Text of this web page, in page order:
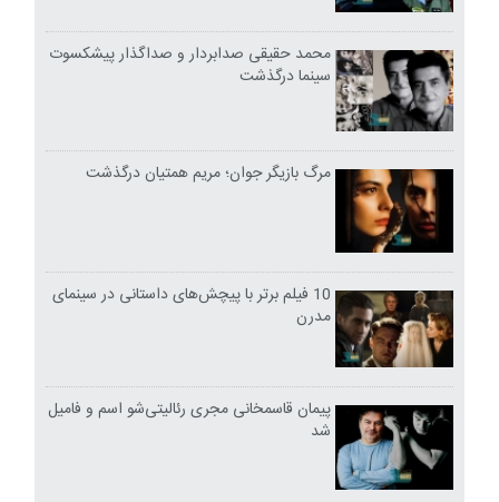
محمد حقیقی صدابردار و صداگذار پیشکسوت
سینما درگذشت
مرگ بازیگر جوان؛ مریم همتیان درگذشت
10 فیلم برتر با پیچش‌های داستانی در سینمای
مدرن
پیمان قاسمخانی مجری رئالیتی‌شو اسم و فامیل
شد